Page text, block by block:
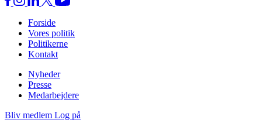
Forside
Vores politik
Politikerne
Kontakt
Nyheder
Presse
Medarbejdere
Bliv medlem Log på